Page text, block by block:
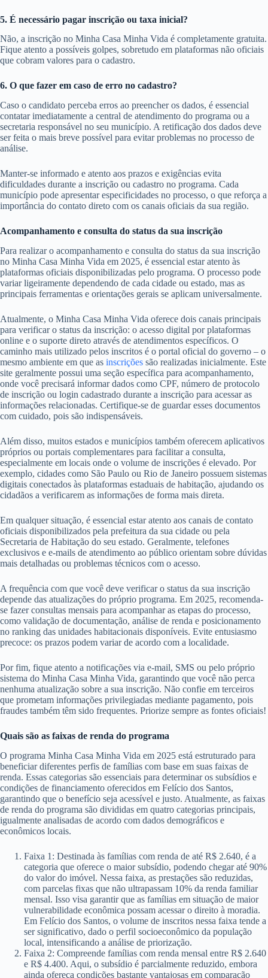
5. É necessário pagar inscrição ou taxa inicial?
Não, a inscrição no Minha Casa Minha Vida é completamente gratuita.
Fique atento a possíveis golpes, sobretudo em plataformas não oficiais
que cobram valores para o cadastro.
6. O que fazer em caso de erro no cadastro?
Caso o candidato perceba erros ao preencher os dados, é essencial
contatar imediatamente a central de atendimento do programa ou a
secretaria responsável no seu município. A retificação dos dados deve
ser feita o mais breve possível para evitar problemas no processo de
análise.
Manter-se informado e atento aos prazos e exigências evita
dificuldades durante a inscrição ou cadastro no programa. Cada
município pode apresentar especificidades no processo, o que reforça a
importância do contato direto com os canais oficiais da sua região.
Acompanhamento e consulta do status da sua inscrição
Para realizar o acompanhamento e consulta do status da sua inscrição
no Minha Casa Minha Vida em 2025, é essencial estar atento às
plataformas oficiais disponibilizadas pelo programa. O processo pode
variar ligeiramente dependendo de cada cidade ou estado, mas as
principais ferramentas e orientações gerais se aplicam universalmente.
Atualmente, o Minha Casa Minha Vida oferece dois canais principais
para verificar o status da inscrição: o acesso digital por plataformas
online e o suporte direto através de atendimentos específicos. O
caminho mais utilizado pelos inscritos é o portal oficial do governo – o
mesmo ambiente em que as inscrições são realizadas inicialmente. Este
site geralmente possui uma seção específica para acompanhamento,
onde você precisará informar dados como CPF, número de protocolo
de inscrição ou login cadastrado durante a inscrição para acessar as
informações relacionadas. Certifique-se de guardar esses documentos
com cuidado, pois são indispensáveis.
Além disso, muitos estados e municípios também oferecem aplicativos
próprios ou portais complementares para facilitar a consulta,
especialmente em locais onde o volume de inscrições é elevado. Por
exemplo, cidades como São Paulo ou Rio de Janeiro possuem sistemas
digitais conectados às plataformas estaduais de habitação, ajudando os
cidadãos a verificarem as informações de forma mais direta.
Em qualquer situação, é essencial estar atento aos canais de contato
oficiais disponibilizados pela prefeitura da sua cidade ou pela
Secretaria de Habitação do seu estado. Geralmente, telefones
exclusivos e e-mails de atendimento ao público orientam sobre dúvidas
mais detalhadas ou problemas técnicos com o acesso.
A frequência com que você deve verificar o status da sua inscrição
depende das atualizações do próprio programa. Em 2025, recomenda-
se fazer consultas mensais para acompanhar as etapas do processo,
como validação de documentação, análise de renda e posicionamento
no ranking das unidades habitacionais disponíveis. Evite entusiasmo
precoce: os prazos podem variar de acordo com a localidade.
Por fim, fique atento a notificações via e-mail, SMS ou pelo próprio
sistema do Minha Casa Minha Vida, garantindo que você não perca
nenhuma atualização sobre a sua inscrição. Não confie em terceiros
que prometam informações privilegiadas mediante pagamento, pois
fraudes também têm sido frequentes. Priorize sempre as fontes oficiais!
Quais são as faixas de renda do programa
O programa Minha Casa Minha Vida em 2025 está estruturado para
beneficiar diferentes perfis de famílias com base em suas faixas de
renda. Essas categorias são essenciais para determinar os subsídios e
condições de financiamento oferecidos em Felício dos Santos,
garantindo que o benefício seja acessível e justo. Atualmente, as faixas
de renda do programa são divididas em quatro categorias principais,
igualmente analisadas de acordo com dados demográficos e
econômicos locais.
Faixa 1: Destinada às famílias com renda de até R$ 2.640, é a
categoria que oferece o maior subsídio, podendo chegar até 90%
do valor do imóvel. Nessa faixa, as prestações são reduzidas,
com parcelas fixas que não ultrapassam 10% da renda familiar
mensal. Isso visa garantir que as famílias em situação de maior
vulnerabilidade econômica possam acessar o direito à moradia.
Em Felício dos Santos, o volume de inscritos nessa faixa tende a
ser significativo, dado o perfil socioeconômico da população
local, intensificando a análise de priorização.
Faixa 2: Compreende famílias com renda mensal entre R$ 2.640
e R$ 4.400. Aqui, o subsídio é parcialmente reduzido, embora
ainda ofereça condições bastante vantajosas em comparação